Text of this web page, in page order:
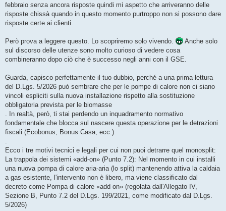
febbraio senza ancora risposte quindi mi aspetto che arriveranno delle
risposte chissà quando in questo momento purtroppo non si possono dare
risposte certe ai clienti.
Però prova a leggere questo. Lo scopriremo solo vivendo.
Anche solo
sul discorso delle utenze sono molto curioso di vedere cosa
combineranno dopo ciò che è successo negli anni con il GSE.
Guarda, capisco perfettamente il tuo dubbio, perché a una prima lettura
del D.Lgs. 5/2026 può sembrare che per le pompe di calore non ci siano
vincoli espliciti sulla nuova installazione rispetto alla sostituzione
obbligatoria prevista per le biomasse
. In realtà, però, ti stai perdendo un inquadramento normativo
fondamentale che blocca sul nascere questa operazione per le detrazioni
fiscali (Ecobonus, Bonus Casa, ecc.)
Ecco i tre motivi tecnici e legali per cui non puoi detrarre quel monosplit:
La trappola dei sistemi «add-on» (Punto 7.2): Nel momento in cui installi
una nuova pompa di calore aria-aria (lo split) mantenendo attiva la caldaia
a gas esistente, l'intervento non è libero, ma viene classificato dal
decreto come Pompa di calore «add on» (regolata dall'Allegato IV,
Sezione B, Punto 7.2 del D.Lgs. 199/2021, come modificato dal D.Lgs.
5/2026)